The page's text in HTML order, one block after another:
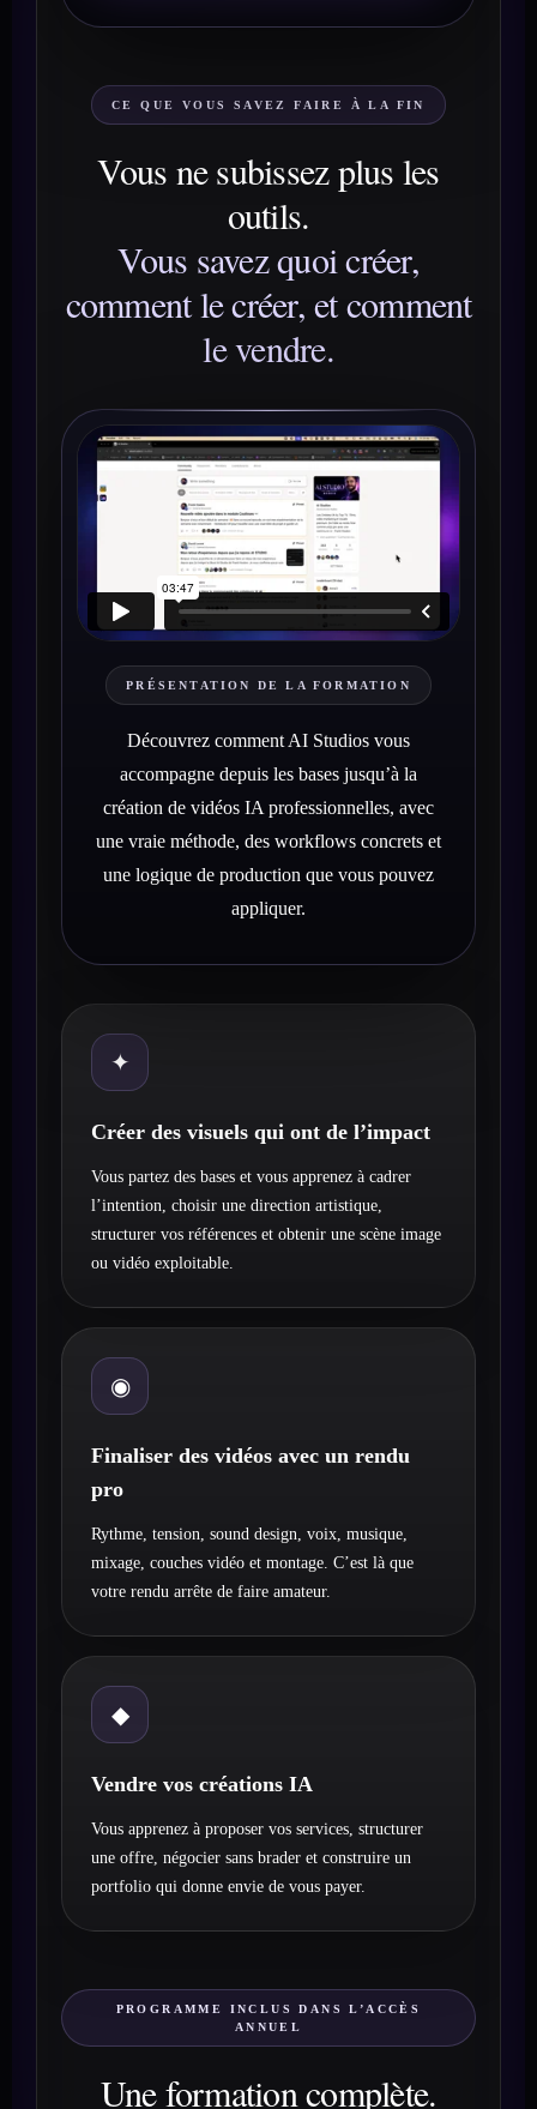
CE QUE VOUS SAVEZ FAIRE À LA FIN
Vous ne subissez plus les
outils.
Vous savez quoi créer,
comment le créer, et comment
le vendre.
PRÉSENTATION DE LA FORMATION
Découvrez comment AI Studios vous
accompagne depuis les bases jusqu’à la
création de vidéos IA professionnelles, avec
une vraie méthode, des workflows concrets et
une logique de production que vous pouvez
appliquer.
✦
Créer des visuels qui ont de l’impact
Vous partez des bases et vous apprenez à cadrer
l’intention, choisir une direction artistique,
structurer vos références et obtenir une scène image
ou vidéo exploitable.
◉
Finaliser des vidéos avec un rendu
pro
Rythme, tension, sound design, voix, musique,
mixage, couches vidéo et montage. C’est là que
votre rendu arrête de faire amateur.
◆
Vendre vos créations IA
Vous apprenez à proposer vos services, structurer
une offre, négocier sans brader et construire un
portfolio qui donne envie de vous payer.
PROGRAMME INCLUS DANS L’ACCÈS
ANNUEL
Une formation complète.